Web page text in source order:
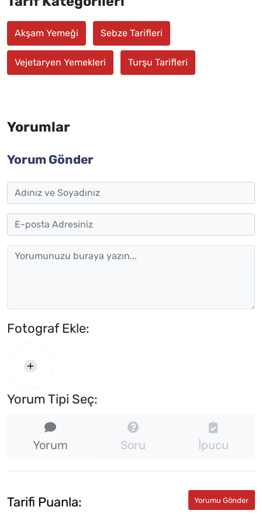
Akşam Yemeği Sebze Tarifleri
Vejetaryen Yemekleri Turşu Tarifleri
Yorumlar
Yorum Gönder
Fotograf Ekle:
Yorum Tipi Seç:
Yorum Soru İpucu
Tarifi Puanla: